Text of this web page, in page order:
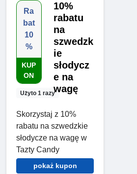
Ra
bat
10
%
KUP
ON
Użyto 1 razy
10%
rabatu
na
szwedzk
ie
słodycz
e na
wagę
Skorzystaj z 10%
rabatu na szwedzkie
słodycze na wagę w
Tazty Candy
pokaż kupon